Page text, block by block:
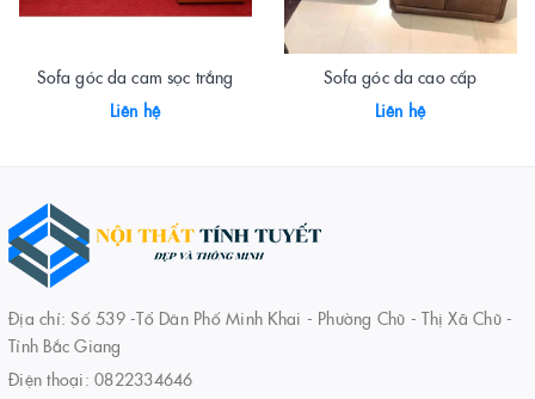
Sofa góc da cam sọc trắng
Liên hệ
Sofa góc da cao cấp
Liên hệ
Địa chỉ: Số 539 -Tổ Dân Phố Minh Khai - Phường Chũ - Thị Xã Chũ -
Tỉnh Bắc Giang
Điện thoại: 0822334646